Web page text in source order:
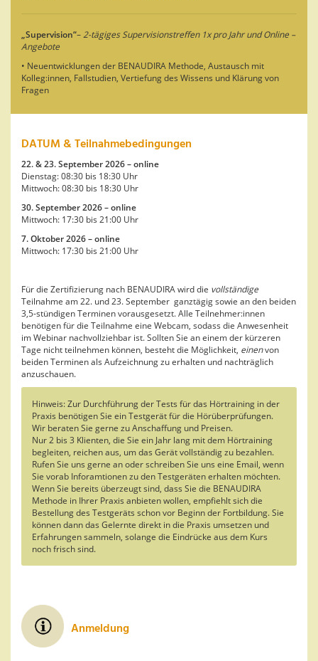
„Supervision“–2-tägiges Supervisionstreffen 1x pro Jahr und Online –
Angebote
• Neuentwicklungen der BENAUDIRA Methode, Austausch mit
Kolleg:innen, Fallstudien, Vertiefung des Wissens und Klärung von
Fragen
DATUM & Teilnahmebedingungen
22. & 23. September 2026 – online
Dienstag: 08:30 bis 18:30 Uhr
Mittwoch: 08:30 bis 18:30 Uhr
30. September 2026 – online
Mittwoch: 17:30 bis 21:00 Uhr
7. Oktober 2026 – online
Mittwoch: 17:30 bis 21:00 Uhr
Für die Zertifizierung nach BENAUDIRA wird die vollständige
Teilnahme am 22. und 23. September ganztägig sowie an den beiden
3,5-stündigen Terminen vorausgesetzt. Alle Teilnehmer:innen
benötigen für die Teilnahme eine Webcam, sodass die Anwesenheit
im Webinar nachvollziehbar ist. Sollten Sie an einem der kürzeren
Tage nicht teilnehmen können, besteht die Möglichkeit, einenvon
beiden Terminen als Aufzeichnung zu erhalten und nachträglich
anzuschauen.
Hinweis: Zur Durchführung der Tests für das Hörtraining in der
Praxis benötigen Sie ein Testgerät für die Hörüberprüfungen.
Wir beraten Sie gerne zu Anschaffung und Preisen.
Nur 2 bis 3 Klienten, die Sie ein Jahr lang mit dem Hörtraining
begleiten, reichen aus, um das Gerät vollständig zu bezahlen.
Rufen Sie uns gerne an oder schreiben Sie uns eine Email, wenn
Sie vorab Inforamtionen zu den Testgeräten erhalten möchten.
Wenn Sie bereits überzeugt sind, dass Sie die BENAUDIRA
Methode in Ihrer Praxis anbieten wollen, empfiehlt sich die
Bestellung des Testgeräts schon vor Beginn der Fortbildung. Sie
können dann das Gelernte direkt in die Praxis umsetzen und
Erfahrungen sammeln, solange die Eindrücke aus dem Kurs
noch frisch sind.
Anmeldung